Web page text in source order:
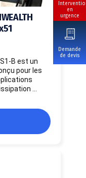
en
urgence
Demande
de devis
S1-B est un
pour les
…